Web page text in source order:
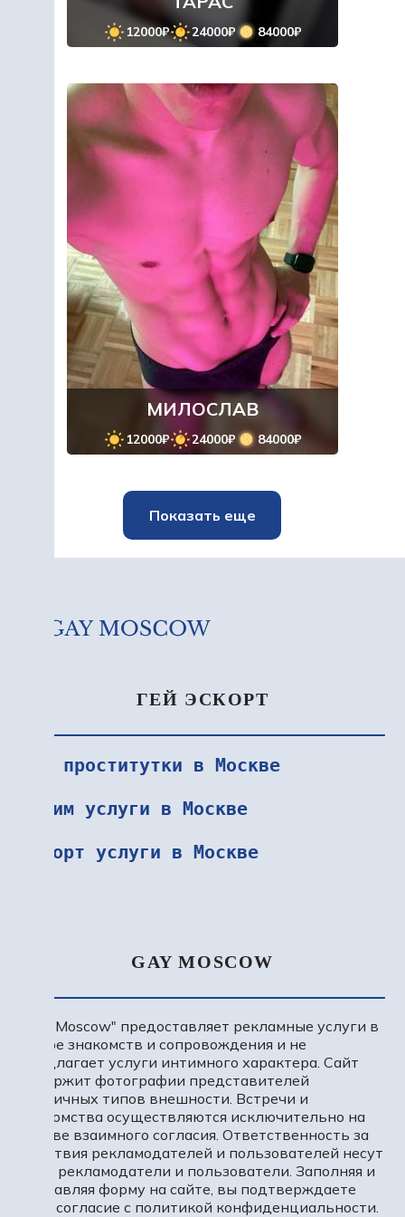
12000₽ 24000₽ 84000₽
МИЛОСЛАВ
12000₽ 24000₽ 84000₽
Показать еще
ГЕЙ ЭСКОРТ
VIP проститутки в Москве
Интим услуги в Москве
Эскорт услуги в Москве
GAY MOSCOW
"Gay Moscow" предоставляет рекламные услуги в
сфере знакомств и сопровождения и не
предлагает услуги интимного характера. Сайт
содержит фотографии представителей
различных типов внешности. Встречи и
знакомства осуществляются исключительно на
основе взаимного согласия. Ответственность за
действия рекламодателей и пользователей несут
сами рекламодатели и пользователи. Заполняя и
отправляя форму на сайте, вы подтверждаете
свое согласие с политикой конфиденциальности.